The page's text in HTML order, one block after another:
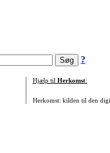
?
Hjælp til Herkomst:
Herkomst: kilden til den